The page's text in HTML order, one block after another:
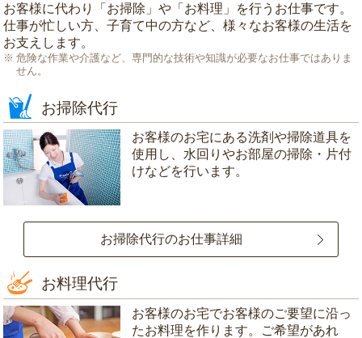
お客様に代わり「 お掃除 」や「 お料理 」を行うお仕事です。
仕事が忙しい方、子育て中の方など、様々なお客様の生活を
お支えします。
危険な作業や介護など、専門的な技術や知識が必要なお仕事ではありま
せん。
お掃除代行
お客様のお宅にある洗剤や掃除道具を
使用し、水回りやお部屋の掃除・片付
けなどを行います。
お掃除代行のお仕事詳細
お料理代行
お客様のお宅でお客様のご要望に沿っ
たお料理を作ります。ご希望があれ